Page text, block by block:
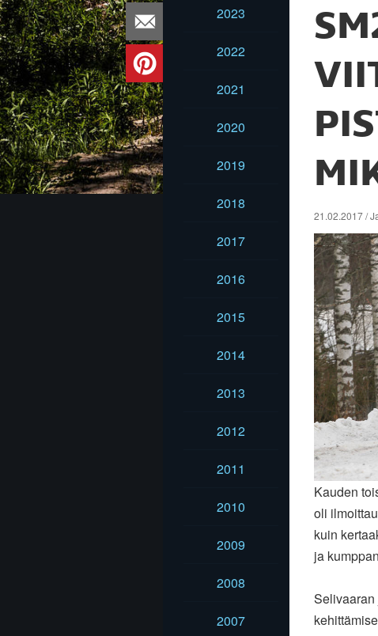
2023
2022
2021
2020
2019
2018
2017
2016
2015
2014
2013
2012
2011
2010
2009
2008
2007
21.02.2017 /
Kauden
oli
kuin
ja